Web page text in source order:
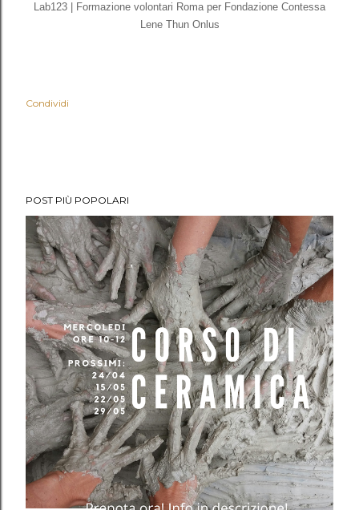
Lab123 | Formazione volontari Roma per Fondazione Contessa
Lene Thun Onlus
Condividi
POST PIÙ POPOLARI